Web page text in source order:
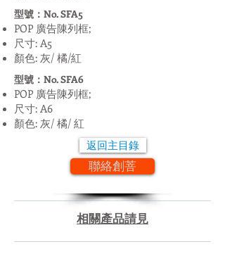
型號：No. SFA5
POP 廣告陳列框;
尺寸: A5
顏色: 灰/ 橘/紅
型號：No. SFA6
POP 廣告陳列框;
尺寸: A6
顏色: 灰/ 橘/ 紅
返回主目錄
聯絡創菩
相關產品請見